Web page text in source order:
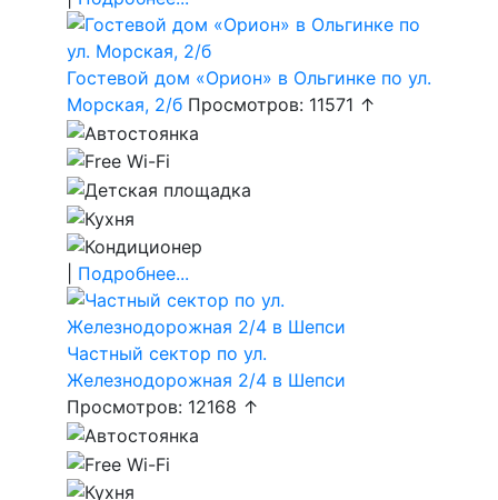
Гостевой дом «Орион» в Ольгинке по ул.
Морская, 2/б Просмотров: 11571 ↑
Подробнее...
Частный сектор по ул.
Железнодорожная 2/4 в Шепси
Просмотров: 12168 ↑